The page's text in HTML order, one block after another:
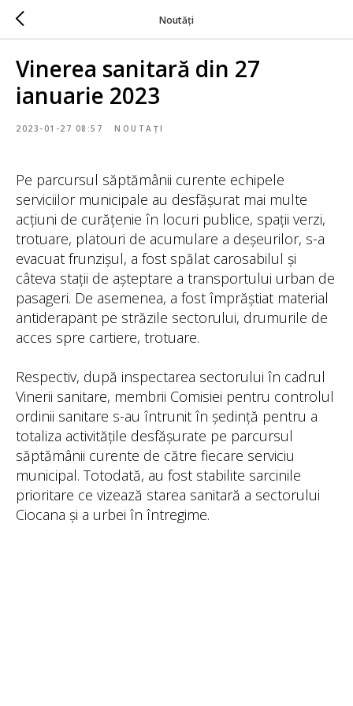
Noutăți
Vinerea sanitară din 27
ianuarie 2023
2023-01-27 08:57 NOUTAȚI
Pe parcursul săptămânii curente echipele
serviciilor municipale au desfășurat mai multe
acțiuni de curățenie în locuri publice, spații verzi,
trotuare, platouri de acumulare a deșeurilor, s-a
evacuat frunzișul, a fost spălat carosabilul și
câteva stații de așteptare a transportului urban de
pasageri. De asemenea, a fost împrăștiat material
antiderapant pe străzile sectorului, drumurile de
acces spre cartiere, trotuare.
Respectiv, după inspectarea sectorului în cadrul
Vinerii sanitare, membrii Comisiei pentru controlul
ordinii sanitare s-au întrunit în ședință pentru a
totaliza activitățile desfășurate pe parcursul
săptămânii curente de către fiecare serviciu
municipal. Totodată, au fost stabilite sarcinile
prioritare ce vizează starea sanitară a sectorului
Ciocana și a urbei în întregime.